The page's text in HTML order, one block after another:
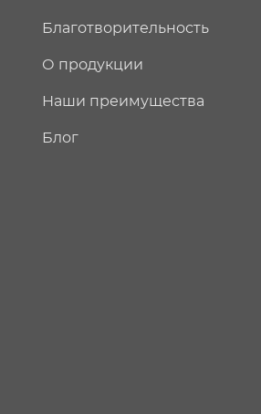
Благотворительность
О продукции
Наши преимущества
Блог